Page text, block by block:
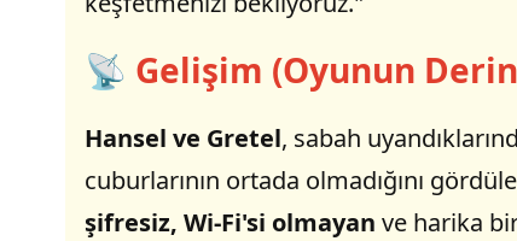
📡 Gelişim (Oyunun
Hansel ve Gretel, sabah
cuburlarının ortada olmadığını
şifresiz, Wi-Fi'si olmayan ve harika